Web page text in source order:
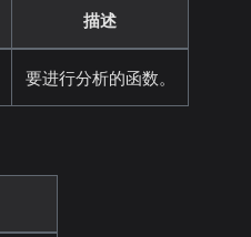
描述
要进行分析的函数。